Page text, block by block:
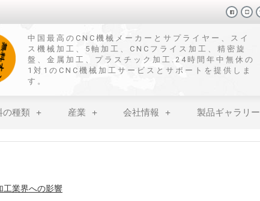
中国最高のCNC機械メーカーとサプライヤー、スイ
ス機械加工、5軸加工、CNCフライス加工、精密旋
盤、金属加工、プラスチック加工.24時間年中無休の
1対1のCNC機械加工サービスとサポートを提供しま
す。
の種類 産業 会社情報 製品ギャラリー
ない表面処理技術